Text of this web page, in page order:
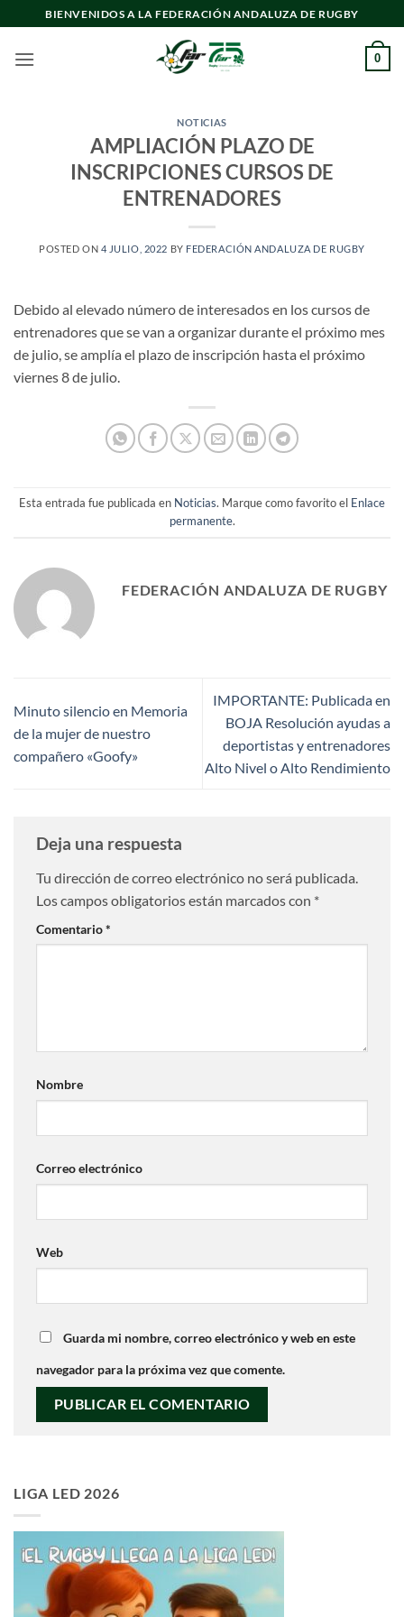
al
contenido
BIENVENIDOS A LA FEDERACIÓN ANDALUZA DE RUGBY
0
NOTICIAS
AMPLIACIÓN PLAZO DE
INSCRIPCIONES CURSOS DE
ENTRENADORES
POSTED ON 4 JULIO, 2022 BY FEDERACIÓN ANDALUZA DE RUGBY
Debido al elevado número de interesados en los cursos de
entrenadores que se van a organizar durante el próximo mes
de julio, se amplía el plazo de inscripción hasta el próximo
viernes 8 de julio.
Esta entrada fue publicada en Noticias. Marque como favorito el Enlace
permanente.
FEDERACIÓN ANDALUZA DE RUGBY
Minuto silencio en Memoria
de la mujer de nuestro
compañero «Goofy»
IMPORTANTE: Publicada en
BOJA Resolución ayudas a
deportistas y entrenadores
Alto Nivel o Alto Rendimiento
Deja una respuesta
Tu dirección de correo electrónico no será publicada.
Los campos obligatorios están marcados con *
Comentario*
Nombre
Correo electrónico
Web
Guarda mi nombre, correo electrónico y web en este
navegador para la próxima vez que comente.
LIGA LED 2026